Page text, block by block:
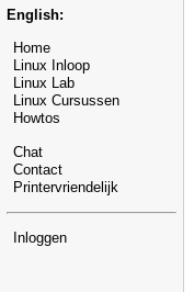
English:
Home
Linux Inloop
Linux Lab
Linux Cursussen
Howtos
Chat
Contact
Printervriendelijk
Inloggen